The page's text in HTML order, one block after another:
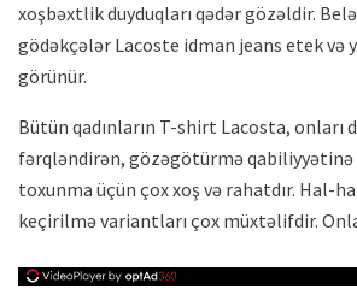
xoşbəxtlik duyduqları qədər gözəldir.
gödəkçələr Lacoste idman jeans etek və
görünür.
Bütün qadınların T-shirt Lacosta, onları
fərqləndirən, gözəgötürmə qabiliyyətinə
toxunma üçün çox xoş və rahatdır. Hal-
keçirilmə variantları çox müxtəlifdir.